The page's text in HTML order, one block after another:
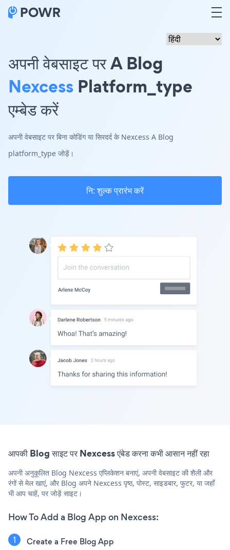
अपनी वेबसाइट पर A Blog
Nexcess Platform_type
एम्बेड करें
अपनी वेबसाइट पर बिना कोडिंग या सिरदर्द के Nexcess A Blog
platform_type जोड़ें।
नि: शुल्क प्रारंभ करें
आपकी Blog साइट पर Nexcess एंबेड करना कभी आसान नहीं रहा
अपनी अनुकूलित Blog Nexcess एप्लिकेशन बनाएं, अपनी वेबसाइट की शैली और
रंगों से मेल खाएं, और Blog अपने Nexcess पृष्ठ, पोस्ट, साइडबार, फुटर, या जहाँ
भी आप चाहें, पर जोड़ें साइट।
How To Add a Blog App on Nexcess:
Create a Free Blog App